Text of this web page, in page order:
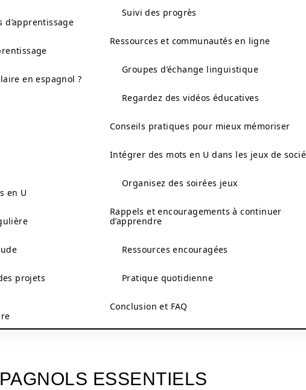
en espagnol ?
en U
projets
Suivi des progrès
Ressources et communautés en ligne
Groupes d’échange linguistique
Regardez des vidéos éducatives
Conseils pratiques pour mieux mémoriser
Intégrer des mots en U dans les jeux de
Organisez des soirées jeux
Rappels et encouragements à continuer
d’apprendre
Ressources encouragées
Pratique quotidienne
Conclusion et FAQ
ESSENTIELS